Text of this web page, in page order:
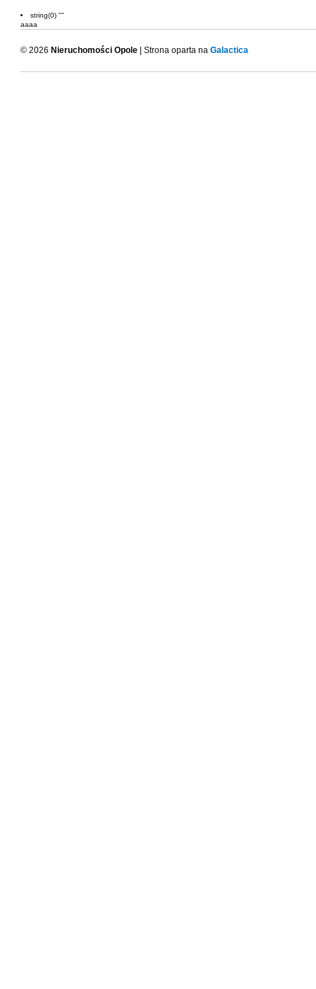
string(0) ""
aaaa
© 2026 Nieruchomości Opole | Strona oparta na Galactica